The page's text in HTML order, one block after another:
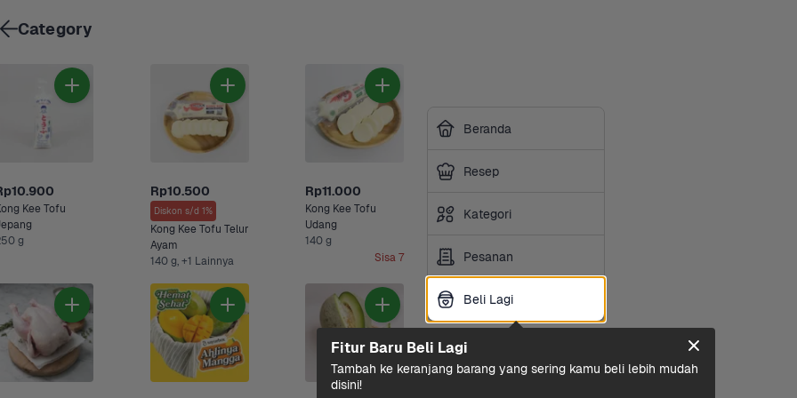
Kee Tofu
g
Rp10.500
Diskon s/d 1%
Kong Kee Tofu Telur
Ayam
140 g, +1 Lainnya
Rp11.000
Kong Kee Tofu
Udang
140 g
Sisa 7
Beranda
Resep
Kategori
Pesanan
Beli Lagi
Category
Beli Lagi
Fitur Baru Beli Lagi
Tambah ke keranjang barang yang sering kamu beli lebih mudah
disini!